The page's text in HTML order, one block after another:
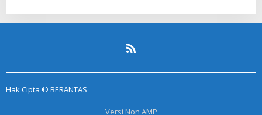
Hak Cipta © BERANTAS
Versi Non AMP